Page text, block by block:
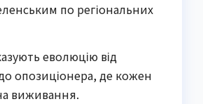
по регіональних
еволюцію від
опозиціонера, де кожен
виживання.